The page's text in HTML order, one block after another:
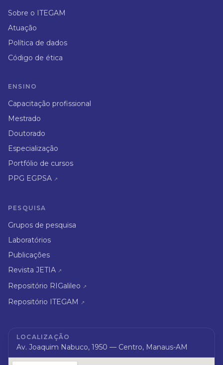
Sobre o ITEGAM
Atuação
Política de dados
Código de ética
ENSINO
Capacitação profissional
Mestrado
Doutorado
Especialização
Portfólio de cursos
PPG EGPSA ↗
PESQUISA
Grupos de pesquisa
Laboratórios
Publicações
Revista JETIA ↗
Repositório RIGalileo ↗
Repositório ITEGAM ↗
LOCALIZAÇÃO
Av. Joaquim Nabuco, 1950 — Centro, Manaus-AM